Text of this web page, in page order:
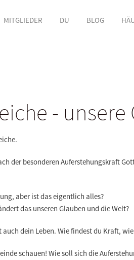
MITGLIEDER DU BLOG
-
der besonderen Auferstehungskraft
aber ist das eigentlich alles?
das unseren Glauben und die Welt?
dein Leben. Wie findest du Kraft,
schauen! Wie soll sich die